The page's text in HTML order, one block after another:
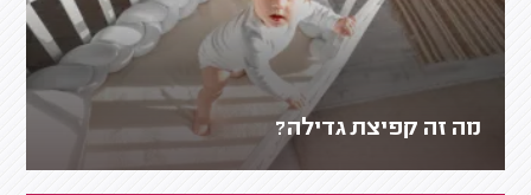
מה זה קפיצת גדילה?